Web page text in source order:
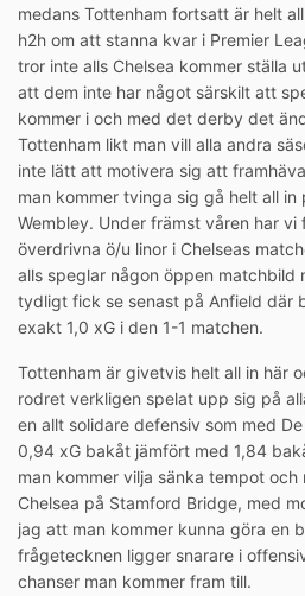
medans Tottenham fortsatt är helt
h2h om att stanna kvar i Premier
tror inte alls Chelsea kommer ställa
att dem inte har något särskilt att
kommer i och med det derby det
Tottenham likt man vill alla andra
inte lätt att motivera sig att
man kommer tvinga sig gå helt all
Wembley. Under främst våren har vi
överdrivna ö/u linor i Chelseas
alls speglar någon öppen matchbild
tydligt fick se senast på Anfield där
exakt 1,0 xG i den 1-1 matchen.
Tottenham är givetvis helt all in här
rodret verkligen spelat upp sig på
en allt solidare defensiv som med
0,94 xG bakåt jämfört med 1,84
man kommer vilja sänka tempot
Chelsea på Stamford Bridge, med
jag att man kommer kunna göra en
frågetecknen ligger snarare i
chanser man kommer fram till.